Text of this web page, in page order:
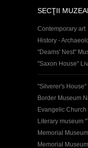
SECŢII
Contemporary art
History -
"Deams' Nest"
"Saxon House"
"Silverer's
Border Museum
Evangelic Church
Literary museum
Memorial
Memorial